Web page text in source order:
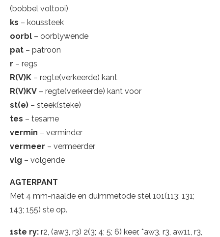
(bobbel voltooi)
ks – koussteek
oorbl – oorblywende
pat – patroon
r – regs
R(V)K – regte(verkeerde) kant
R(V)KV – regte(verkeerde) kant voor
st(e) – steek(steke)
tes – tesame
vermin – verminder
vermeer – vermeerder
vlg – volgende
AGTERPANT
Met 4 mm-naalde en duimmetode stel 101(113; 131;
143; 155) ste op.
1ste ry: r2, (aw3, r3) 2(3; 4; 5; 6) keer, *aw3, r3, aw11, r3,